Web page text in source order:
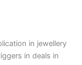
in jewellery
in deals in